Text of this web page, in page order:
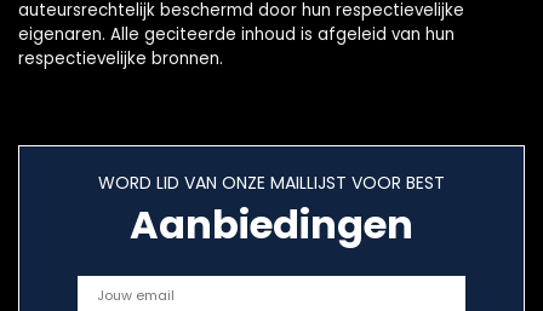
auteursrechtelijk beschermd door hun respectievelijke
eigenaren. Alle geciteerde inhoud is afgeleid van hun
respectievelijke bronnen.
WORD LID VAN ONZE MAILLIJST VOOR BEST
Aanbiedingen